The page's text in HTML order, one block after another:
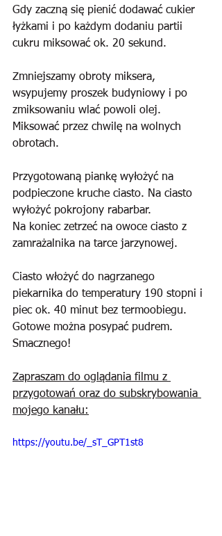
Gdy zaczną się pienić dodawać cukier
łyżkami i po każdym dodaniu partii
cukru miksować ok. 20 sekund.
Zmniejszamy obroty miksera,
wsypujemy proszek budyniowy i po
zmiksowaniu wlać powoli olej.
Miksować przez chwilę na wolnych
obrotach.
Przygotowaną piankę wyłożyć na
podpieczone kruche ciasto. Na ciasto
wyłożyć pokrojony rabarbar.
Na koniec zetrzeć na owoce ciasto z
zamrażalnika na tarce jarzynowej.
Ciasto włożyć do nagrzanego
piekarnika do temperatury 190 stopni i
piec ok. 40 minut bez termoobiegu.
Gotowe można posypać pudrem.
Smacznego!
Zapraszam do oglądania filmu z
przygotowań oraz do subskrybowania
mojego kanału:
https://youtu.be/_sT_GPT1st8